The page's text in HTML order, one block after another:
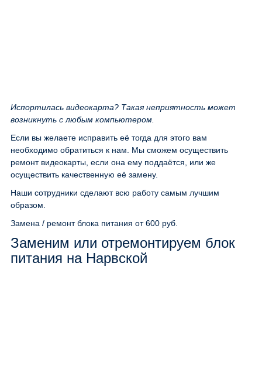
Испортилась видеокарта? Такая неприятность может
возникнуть с любым компьютером.
Если вы желаете исправить её тогда для этого вам
необходимо обратиться к нам. Мы сможем осуществить
ремонт видеокарты, если она ему поддаётся, или же
осуществить качественную её замену.
Наши сотрудники сделают всю работу самым лучшим
образом.
Замена / ремонт блока питания от 600 руб.
Заменим или отремонтируем блок
питания на Нарвской